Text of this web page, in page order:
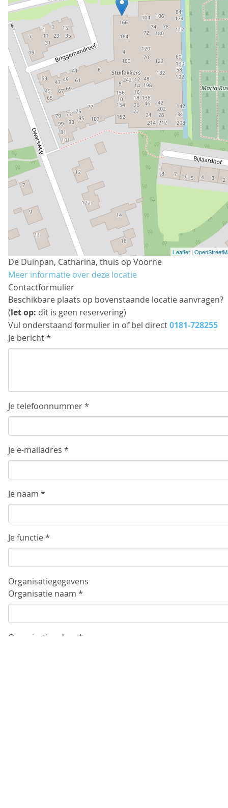
Leaflet |
De Duinpan, Catharina, thuis op Voorne
Meer informatie over deze locatie
Contactformulier
Beschikbare plaats op bovenstaande locatie aanvragen?
(let op: dit is geen reservering)
Vul onderstaand formulier in of bel direct0181-728255
Je bericht *
Je telefoonnummer *
Je e-mailadres *
Je naam *
Je functie *
Organisatiegegevens
Organisatie naam *
Organisatie adres *